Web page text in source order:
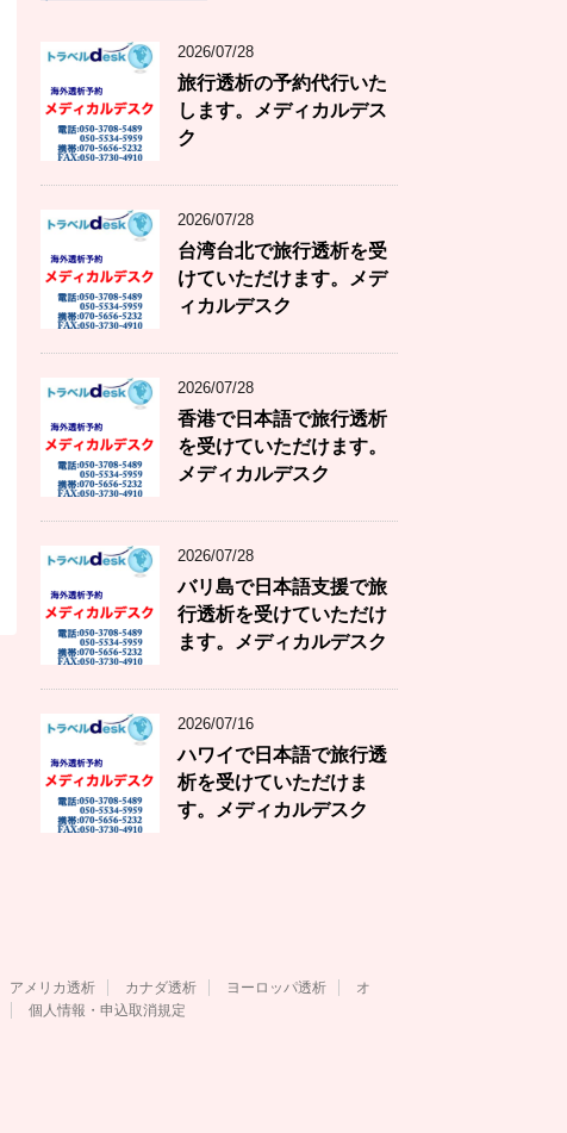
2026/07/28
旅行透析の予約代行いた
します。メディカルデス
ク
2026/07/28
台湾台北で旅行透析を受
けていただけます。メデ
ィカルデスク
2026/07/28
香港で日本語で旅行透析
を受けていただけます。
メディカルデスク
2026/07/28
バリ島で日本語支援で旅
行透析を受けていただけ
ます。メディカルデスク
2026/07/16
ハワイで日本語で旅行透
析を受けていただけま
す。メディカルデスク
アメリカ透析 カナダ透析 ヨーロッパ透析
オ
個人情報・申込取消規定